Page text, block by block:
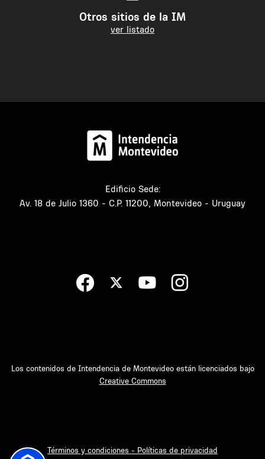
Otros sitios de la IM
ver listado
Edificio Sede:
Av. 18 de Julio 1360 - C.P. 11200, Montevideo - Uruguay
Los contenidos de Intendencia de Montevideo están licenciados bajo
Creative Commons
Términos y condiciones - Políticas de privacidad